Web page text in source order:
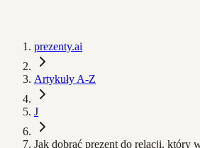
prezenty.ai
Artykuły A-Z
J
Jak dobrać prezent do relacji, który